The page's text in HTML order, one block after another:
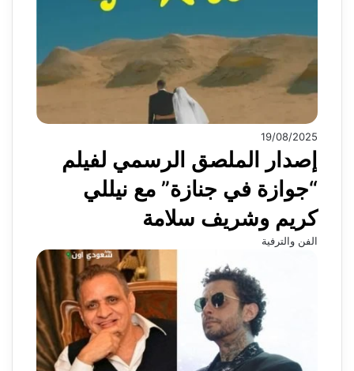
19/08/2025
إصدار الملصق الرسمي لفيلم
“جوازة في جنازة” مع نيللي
كريم وشريف سلامة
الفن والترفية